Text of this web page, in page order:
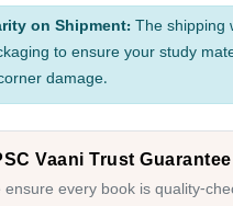
on Shipment:The shipping
to ensure your study
damage.
Vaani Trust Guarantee
ensure every book is quality-